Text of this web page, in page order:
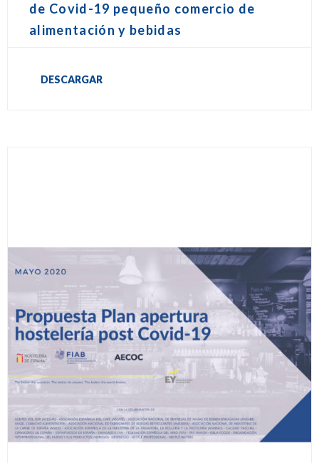
de Covid-19 pequeño comercio de
alimentación y bebidas
DESCARGAR